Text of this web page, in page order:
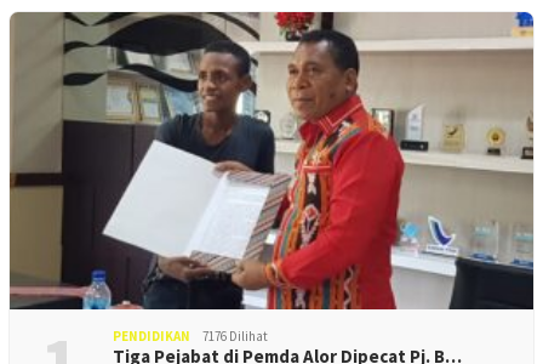
PENDIDIKAN 7176 Dilihat
Tiga Pejabat di Pemda Alor Dipecat Pj. B…